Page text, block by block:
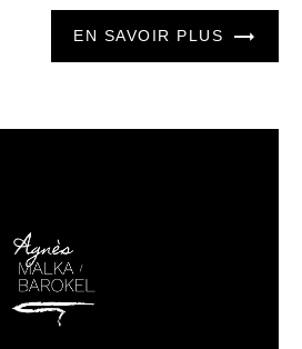
EN SAVOIR PLUS